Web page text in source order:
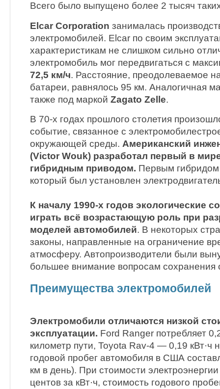
Всего было выпущено более 2 тысяч
Elcar Corporation занималась
электромобилей. Elcar по своим
характеристикам не слишком сильно
электромобиль мог передвигаться с
72,5 км/ч. Расстояние, преодолеваемое
батареи, равнялось 95 км. Аналогичная
также под маркой Zagato Zelle.
В 70-х годах прошлого столетия
событие, связанное с
окружающей среды. Американский
(Victor Wouk) разработал первый в
гибридным приводом. Первым
который был установлен
К началу 1990-х годов экологические
играть всё возрастающую роль при
моделей автомобилей. В некоторых
законы, направленные на ограничение
атмосферу. Автопроизводители были
большее внимание вопросам
Преимущества электромобилей
Электромобили отличаются низкой
эксплуатации. Ford Ranger потребляет
километр пути, Toyota Rav-4 — 0,19 кВт·ч
годовой пробег автомобиля в США
км в день). При стоимости
центов за кВт·ч, стоимость годового